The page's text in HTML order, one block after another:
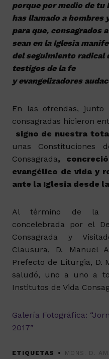
porque por medio de tu
has llamado a hombres
para que, consagrados
sean en la Iglesia
del seguimiento radical
testigos de la fe
y evangelizadores
En las ofrendas,
consagradas hicieron
signo de nuestra
unas Constituciones
Consagrada,
evangélico de vida y
ante la Iglesia desde
Al término de la
concelebrada por el
Consagrada y
Clausura, D. Manuel
Prefecto de Liturgia, D.
saludó, uno a uno a
Institutos de Vida
Galería Fotográfica:
2017”
ETIQUETAS MONS. D.